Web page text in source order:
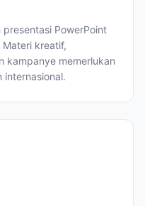
presentasi PowerPoint
kreatif,
kampanye memerlukan
internasional.